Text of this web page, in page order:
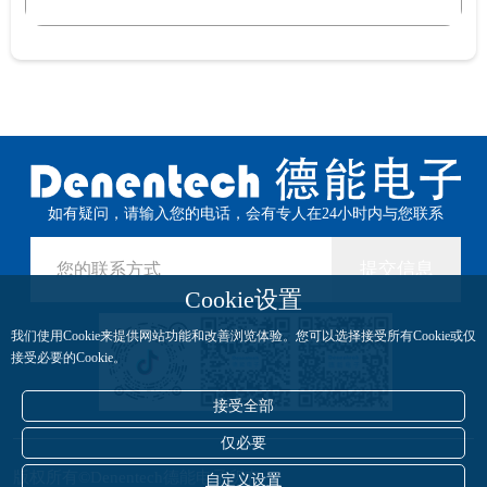
Cookie设置
我们使用Cookie来提供网站功能和改善浏览体验。您可以选择接受所有Cookie或仅
接受必要的Cookie。
接受全部
仅必要
自定义设置
如有疑问，请输入您的电话，会有专人在24小时内与您联系
版权所有©Denentech德能电子所有